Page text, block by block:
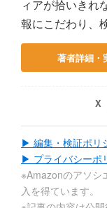
ィアが拾いきれ
報にこだわり、
著者詳細・
X
▶ 編集・検証ポリ
▶ プライバシーポ
※Amazonのアソシ
入を得ています。